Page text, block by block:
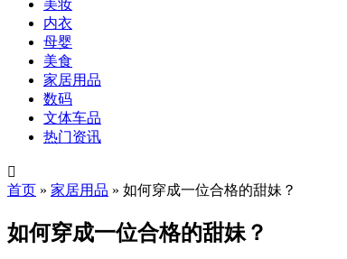
美妆
内衣
母婴
美食
家居用品
数码
文体车品
热门资讯

首页 » 家居用品 » 如何穿成一位合格的甜妹？
如何穿成一位合格的甜妹？